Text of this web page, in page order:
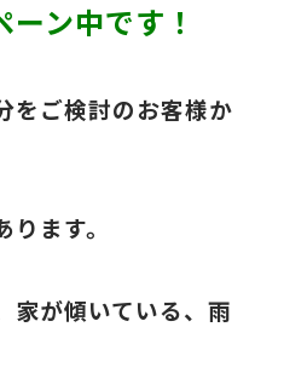
ーン中です！
をご検討のお客様か
ます。
家が傾いている、雨